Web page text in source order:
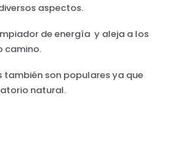
aspectos.
de energía y aleja a los
camino.
también son populares ya que
natural.